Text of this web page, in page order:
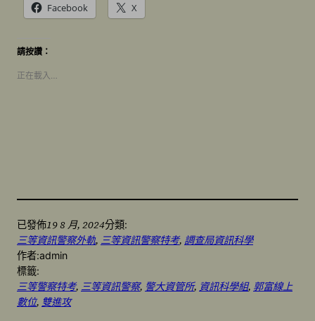
Facebook X
請按讚：
正在載入…
已發佈19 8 月, 2024分類:
三等資訊警察外軌, 三等資訊警察特考, 調查局資訊科學
作者:admin
標籤:
三等警察特考, 三等資訊警察, 警大資管所, 資訊科學組, 郭富線上
數位, 雙進攻